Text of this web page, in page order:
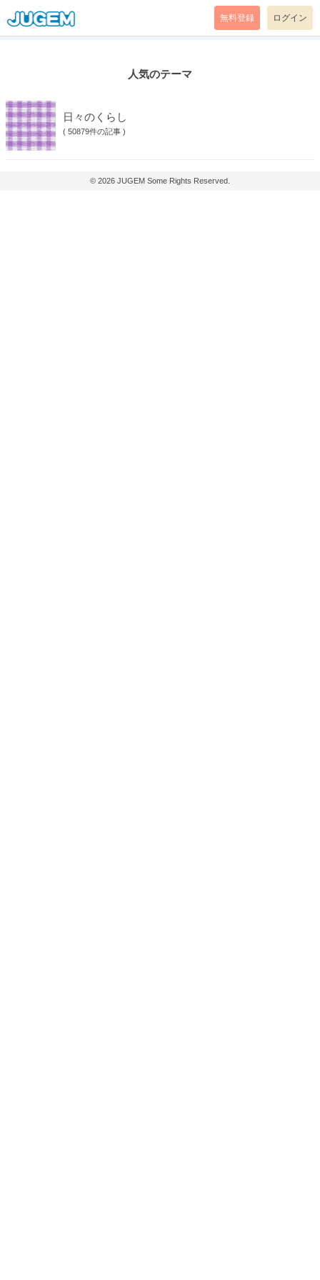
無料登録 ログイン
人気のテーマ
日々のくらし
( 50879件の記事 )
© 2026 JUGEM Some Rights Reserved.